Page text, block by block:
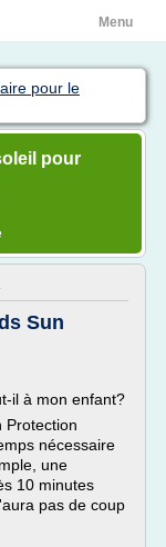
Menu
pour le
pour
Sun
il à mon enfant?
Protection
nécessaire
une
10 minutes
pas de coup